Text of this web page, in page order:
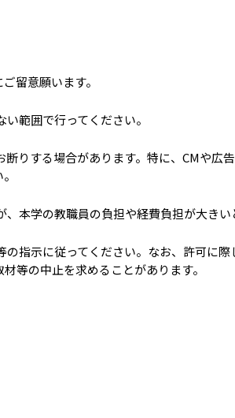
留意願います。
範囲で行ってください。
りする場合があります。特に、CMや広
本学の教職員の負担や経費負担が大きい
指示に従ってください。なお、許可に
等の中止を求めることがあります。